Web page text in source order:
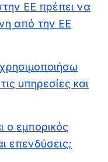
ΕΕ πρέπει να
από την ΕΕ
υπηρεσίες και
ο εμπορικός
επενδύσεις;